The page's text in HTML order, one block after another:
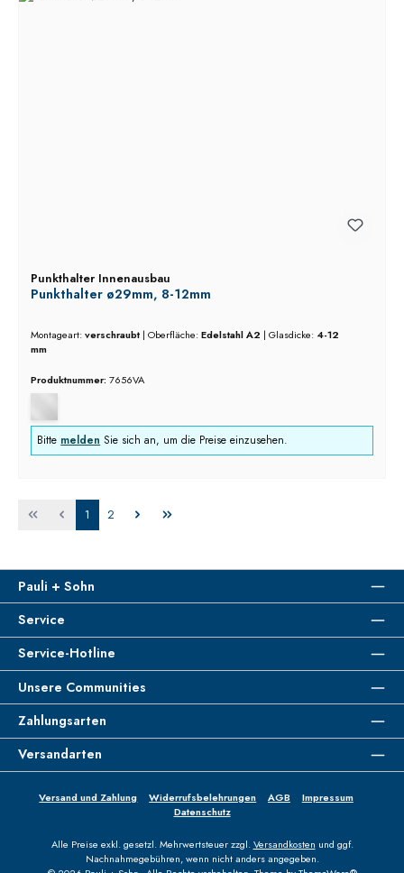
Punkthalter Innenausbau
Punkthalter ø29mm, 8-12mm
Montageart:verschraubt | Oberfläche:Edelstahl A2 | Glasdicke: 4-12
mm
Produktnummer: 7656VA
Bitte melden Sie sich an, um die Preise einzusehen.
Seite
1 Seite
2
Pauli + Sohn
Service
Service-Hotline
Unsere Communities
Zahlungsarten
Versandarten
Versand und Zahlung Widerrufsbelehrungen AGB
Impressum
Datenschutz
Alle Preise exkl. gesetzl. Mehrwertsteuer zzgl.Versandkosten und ggf.
Nachnahmegebühren, wenn nicht anders angegeben.